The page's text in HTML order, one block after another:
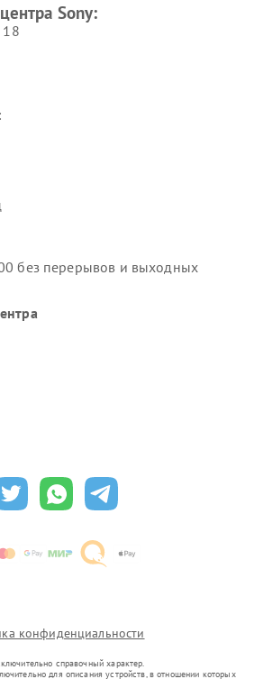
Sony:
18
без перерывов и выходных
конфиденциальности
справочный характер.
для описания устройств, в отношении которых